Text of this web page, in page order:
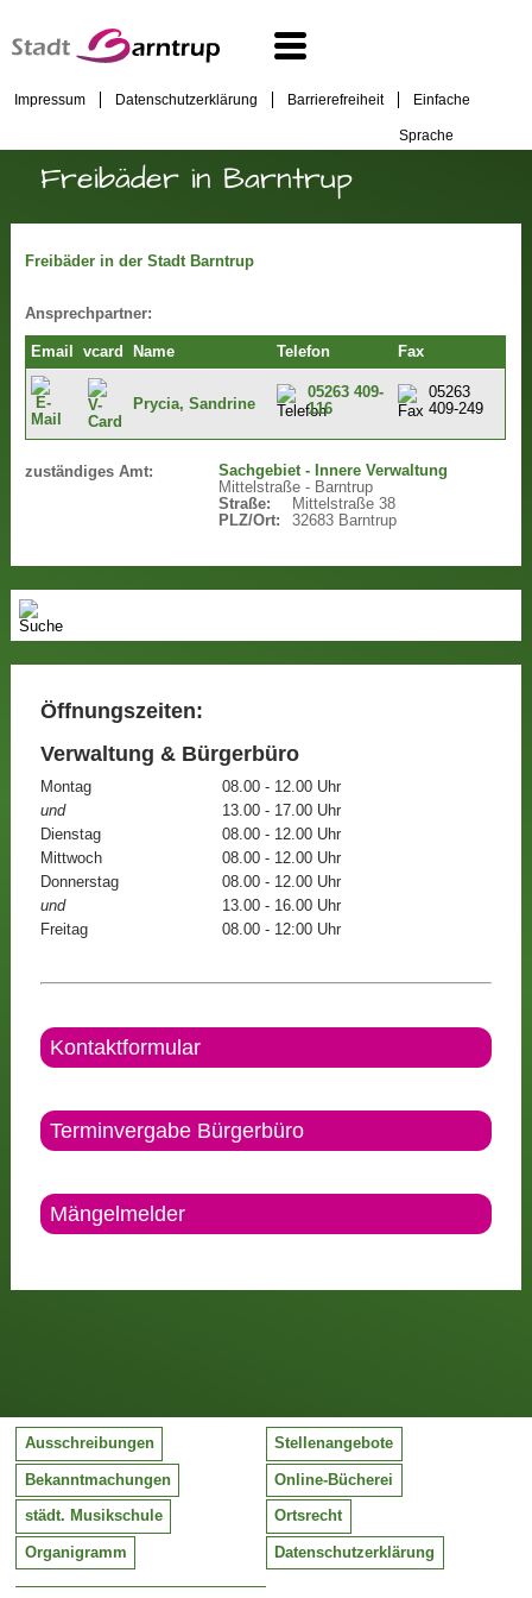
Impressum Datenschutzerklärung Barrierefreiheit Einfache
Sprache
Freibäder in Barntrup
Freibäder in der Stadt Barntrup
Ansprechpartner:
Email vcard Name Telefon Fax
Prycia, Sandrine
05263 409-
116
05263
409-249
zuständiges Amt:
Sachgebiet - Innere Verwaltung
Mittelstraße - Barntrup
Straße:
Mittelstraße 38
PLZ/Ort:
32683 Barntrup
Öffnungszeiten:
Verwaltung & Bürgerbüro
Montag
08.00 - 12.00 Uhr
und
13.00 - 17.00 Uhr
Dienstag
08.00 - 12.00 Uhr
Mittwoch
08.00 - 12.00 Uhr
Donnerstag
08.00 - 12.00 Uhr
und
13.00 - 16.00 Uhr
Freitag
08.00 - 12:00 Uhr
Kontaktformular
Terminvergabe Bürgerbüro
Mängelmelder
Ausschreibungen Stellenangebote
Bekanntmachungen Online-Bücherei
städt. Musikschule Ortsrecht
Organigramm Datenschutzerklärung